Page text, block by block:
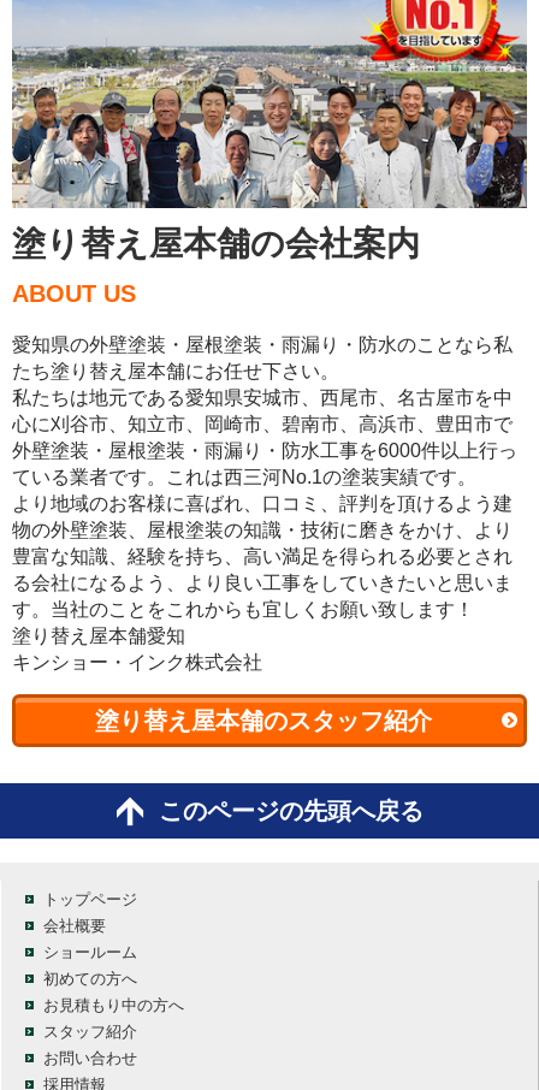
塗り替え屋本舗の会社案内
ABOUT US
愛知県の外壁塗装・屋根塗装・雨漏り・防水のことなら私
たち塗り替え屋本舗にお任せ下さい。
私たちは地元である愛知県安城市、西尾市、名古屋市を中
心に刈谷市、知立市、岡崎市、碧南市、高浜市、豊田市で
外壁塗装・屋根塗装・雨漏り・防水工事を6000件以上行っ
ている業者です。これは西三河No.1の塗装実績です。
より地域のお客様に喜ばれ、口コミ、評判を頂けるよう建
物の外壁塗装、屋根塗装の知識・技術に磨きをかけ、より
豊富な知識、経験を持ち、高い満足を得られる必要とされ
る会社になるよう、より良い工事をしていきたいと思いま
す。当社のことをこれからも宜しくお願い致します！
塗り替え屋本舗愛知
キンショー・インク株式会社
塗り替え屋本舗のスタッフ紹介
このページの先頭へ戻る
トップページ
会社概要
ショールーム
初めての方へ
お見積もり中の方へ
スタッフ紹介
お問い合わせ
採用情報